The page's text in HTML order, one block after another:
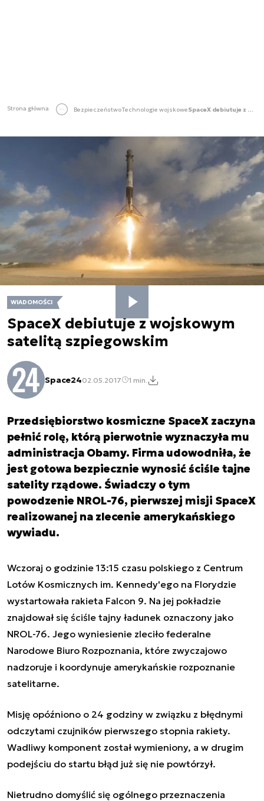
Strona główna BezpieczeństwoTechnologie wojskowe SpaceX debiutuje z wojskowym satelitą szpiegowskim
WIADOMOŚCI
SpaceX debiutuje z wojskowym
satelitą szpiegowskim
Space2402.05.2017 1 min.
Przedsiębiorstwo kosmiczne SpaceX zaczyna
pełnić rolę, którą pierwotnie wyznaczyła mu
administracja Obamy. Firma udowodniła, że
jest gotowa bezpiecznie wynosić ściśle tajne
satelity rządowe. Świadczy o tym
powodzenie NROL-76, pierwszej misji SpaceX
realizowanej na zlecenie amerykańskiego
wywiadu.
Wczoraj o godzinie 13:15 czasu polskiego z Centrum
Lotów Kosmicznych im. Kennedy'ego na Florydzie
wystartowała rakieta Falcon 9. Na jej pokładzie
znajdował się ściśle tajny ładunek oznaczony jako
NROL-76. Jego wyniesienie zleciło federalne
Narodowe Biuro Rozpoznania, które zwyczajowo
nadzoruje i koordynuje amerykańskie rozpoznanie
satelitarne.
Misję opóźniono o 24 godziny w związku z błędnymi
odczytami czujników pierwszego stopnia rakiety.
Wadliwy komponent został wymieniony, a w drugim
podejściu do startu błąd już się nie powtórzył.
Nietrudno domyślić się ogólnego przeznaczenia